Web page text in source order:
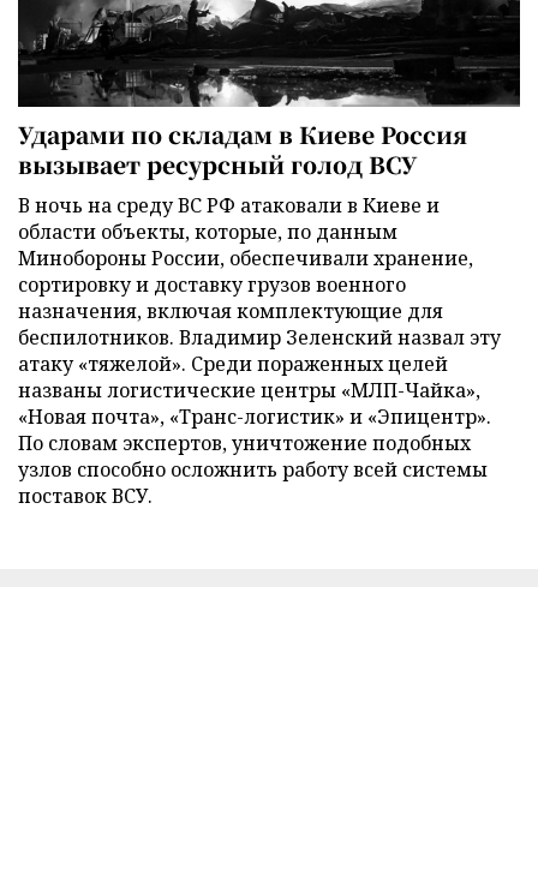
Ударами по складам в Киеве Россия
вызывает ресурсный голод ВСУ
В ночь на среду ВС РФ атаковали в Киеве и
области объекты, которые, по данным
Минобороны России, обеспечивали хранение,
сортировку и доставку грузов военного
назначения, включая комплектующие для
беспилотников. Владимир Зеленский назвал эту
атаку «тяжелой». Среди пораженных целей
названы логистические центры «МЛП-Чайка»,
«Новая почта», «Транс-логистик» и «Эпицентр».
По словам экспертов, уничтожение подобных
узлов способно осложнить работу всей системы
поставок ВСУ.